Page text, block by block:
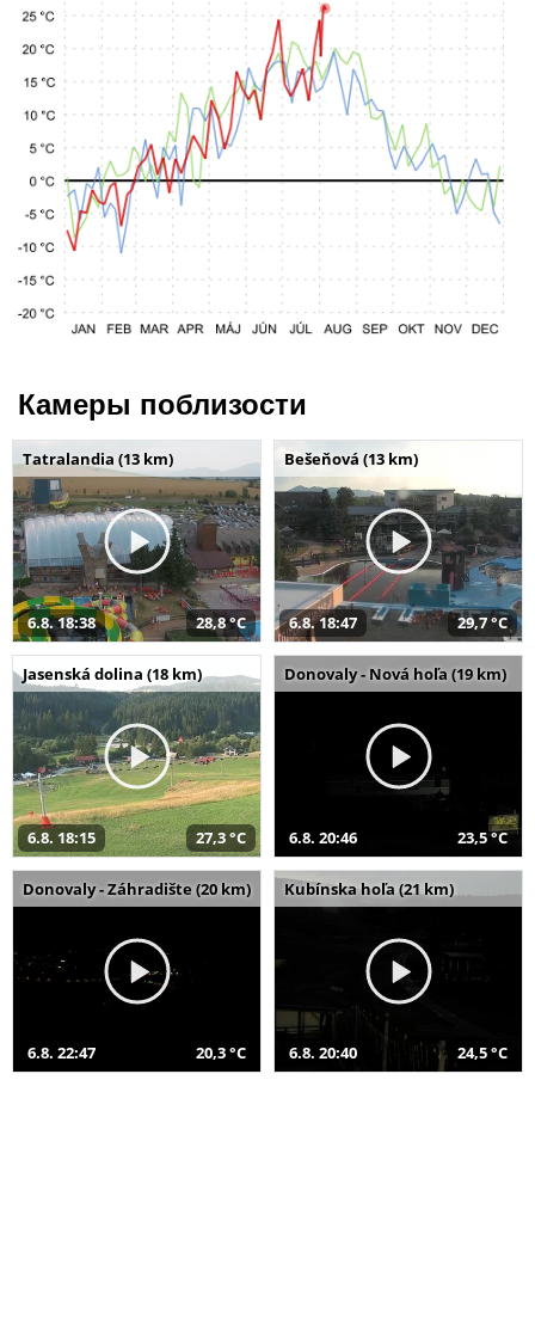
Камеры поблизости
Tatralandia (13 km)
6.8. 18:38 28,8 °C
Bešeňová (13 km)
6.8. 18:47 29,7 °C
Jasenská dolina (18 km)
6.8. 18:15 27,3 °C
Donovaly - Nová hoľa (19 km)
6.8. 20:46 23,5 °C
Donovaly - Záhradište (20 km)
6.8. 22:47 20,3 °C
Kubínska hoľa (21 km)
6.8. 20:40 24,5 °C